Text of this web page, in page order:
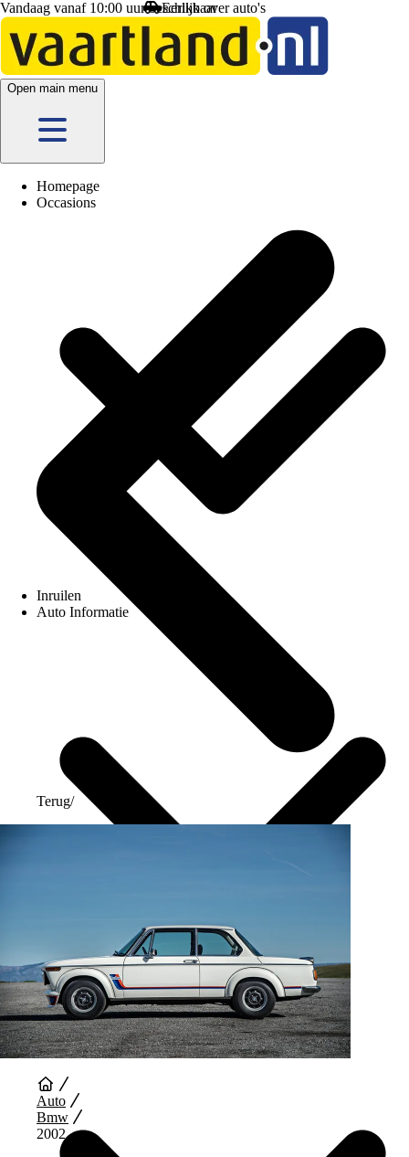
Vandaag vanaf 10:00 uur beschikbaar
Open main menu
Homepage
Occasions
Inruilen
Auto Informatie
Auto Diensten
Terug/
Auto
Bmw
2002